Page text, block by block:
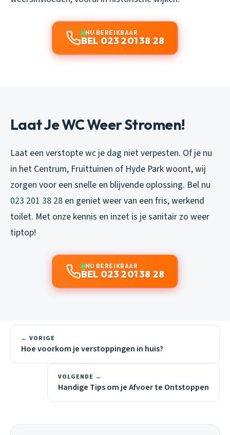
NU BEREIKBAAR
BEL 023 201 38 28
Laat Je WC Weer Stromen!
Laat een verstopte wc je dag niet verpesten. Of je nu
in het Centrum, Fruittuinen of Hyde Park woont, wij
zorgen voor een snelle en blijvende oplossing. Bel nu
023 201 38 28 en geniet weer van een fris, werkend
toilet. Met onze kennis en inzet is je sanitair zo weer
tiptop!
NU BEREIKBAAR
BEL 023 201 38 28
← VORIGE
Hoe voorkom je verstoppingen in huis?
VOLGENDE →
Handige Tips om je Afvoer te Ontstoppen